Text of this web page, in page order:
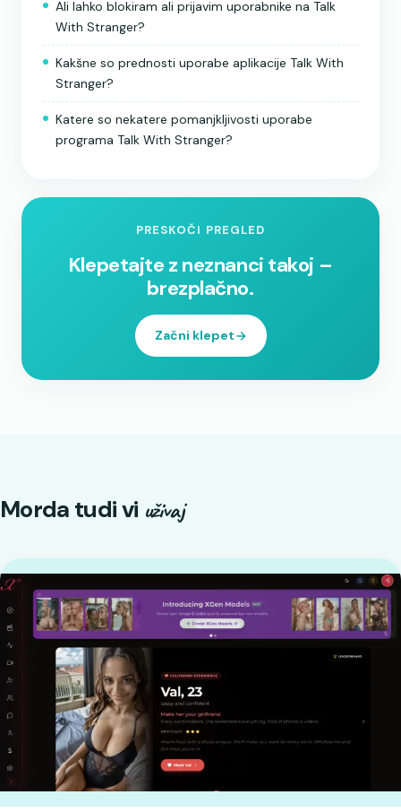
Ali lahko blokiram ali prijavim uporabnike na Talk
With Stranger?
Kakšne so prednosti uporabe aplikacije Talk With
Stranger?
Katere so nekatere pomanjkljivosti uporabe
programa Talk With Stranger?
PRESKOČI PREGLED
Klepetajte z neznanci takoj –
brezplačno.
Začni klepet
Morda tudi vi uživaj